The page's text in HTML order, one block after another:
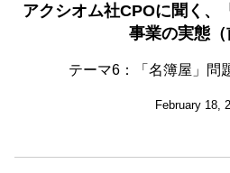
アクシオム社CPOに聞く、
事業の実態（
テーマ6：「名簿屋」問
February 18,